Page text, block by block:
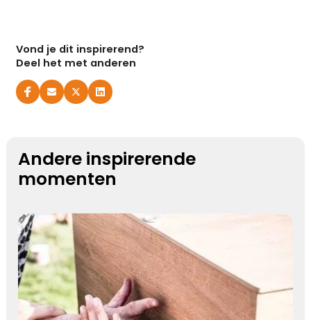
Vond je dit inspirerend?
Deel het met anderen
Andere inspirerende
momenten